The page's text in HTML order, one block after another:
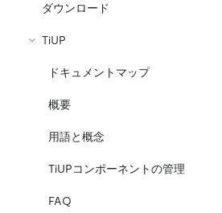
ダウンロード
TiUP
ドキュメントマップ
概要
用語と概念
TiUPコンポーネントの管理
FAQ